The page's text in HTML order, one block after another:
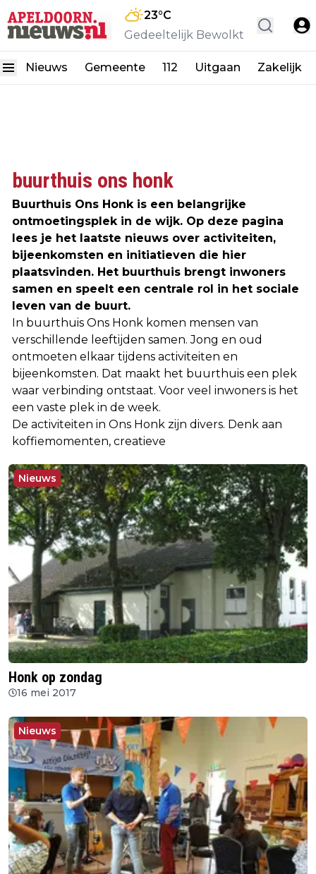
23°C
Gedeeltelijk Bewolkt
Nieuws Gemeente 112 Uitgaan Zakelijk
buurthuis ons honk
Buurthuis Ons Honk is een belangrijke
ontmoetingsplek in de wijk. Op deze pagina
lees je het laatste nieuws over activiteiten,
bijeenkomsten en initiatieven die hier
plaatsvinden. Het buurthuis brengt inwoners
samen en speelt een centrale rol in het sociale
leven van de buurt.
In buurthuis Ons Honk komen mensen van
verschillende leeftijden samen. Jong en oud
ontmoeten elkaar tijdens activiteiten en
bijeenkomsten. Dat maakt het buurthuis een plek
waar verbinding ontstaat. Voor veel inwoners is het
een vaste plek in de week.
De activiteiten in Ons Honk zijn divers. Denk aan
koffiemomenten, creatieve
Nieuws
Honk op zondag
16 mei 2017
Nieuws